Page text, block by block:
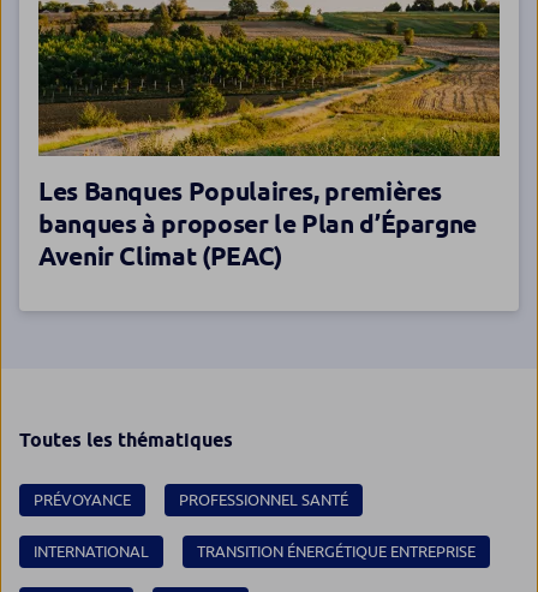
Les Banques Populaires, premières
banques à proposer le Plan d’Épargne
Avenir Climat (PEAC)
Toutes les thématiques
PRÉVOYANCE PROFESSIONNEL SANTÉ
INTERNATIONAL TRANSITION ÉNERGÉTIQUE ENTREPRISE